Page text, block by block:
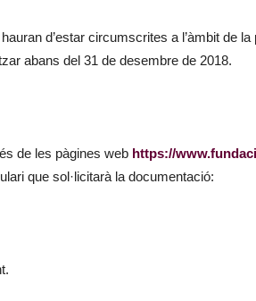
d’estar circumscrites a l’àmbit de
abans del 31 de desembre de 2018.
de les pàgines web https://
que sol·licitarà la documentació: